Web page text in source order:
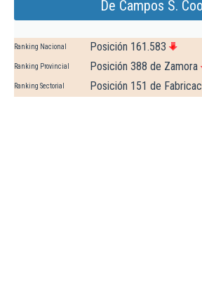
De Campos S.
Ranking Nacional Posición 161.583
Ranking Provincial Posición 388 de Zamora
Ranking Sectorial Posición 151 de